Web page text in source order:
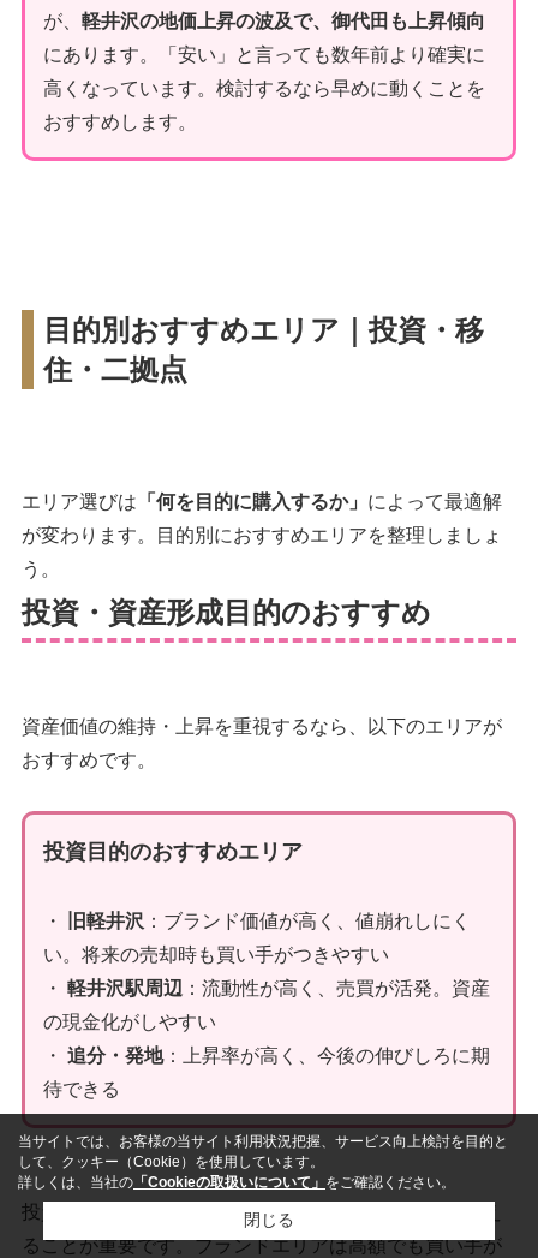
が、 軽井沢の地価上昇の波及で、御代田も上昇傾向
にあります。「安い」と言っても数年前より確実に
高くなっています。検討するなら早めに動くことを
おすすめします。
目的別おすすめエリア｜投資・移
住・二拠点
エリア選びは 「何を目的に購入するか」 によって最適解
が変わります。目的別におすすめエリアを整理しましょ
う。
投資・資産形成目的のおすすめ
資産価値の維持・上昇を重視するなら、以下のエリアが
おすすめです。
投資目的のおすすめエリア
・ 旧軽井沢 ：ブランド価値が高く、値崩れしにく
い。将来の売却時も買い手がつきやすい
・ 軽井沢駅周辺 ：流動性が高く、売買が活発。資産
の現金化がしやすい
・ 追分・発地：上昇率が高く、今後の伸びしろに期
待できる
投資目的の場合、 「出口戦略（売却時のこと）」
ることが重要です。ブランドエリアは高額でも買い手が
当サイトでは、お客様の当サイト利用状況把握、サービス向上検討を目的と
して、クッキー（Cookie）を使用しています。
詳しくは、当社の 「Cookieの取扱いについて」 をご確認ください。
閉じる